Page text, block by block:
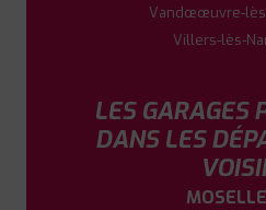
Vandœœuvre-
Villers-lès-
LES GARAGES
DANS LES